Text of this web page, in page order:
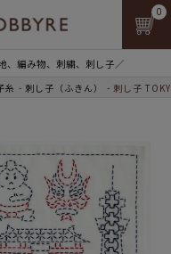
、編み物、刺繍、刺し子／
0
糸 刺し子（ふきん） 刺し子